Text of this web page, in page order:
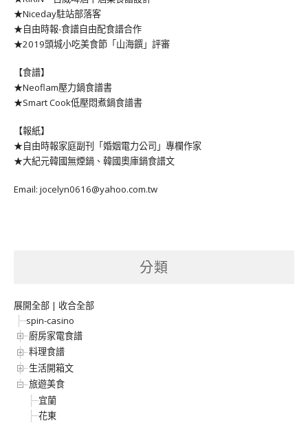
★Niceday駐站部落客
★自由時報-食譜自由配食譜合作
★2019頭城小吃美食節「山海饌」評審
【食譜】
★Neoflam壓力鍋食譜書
★Smart Cook低壓悶煮鍋食譜書
【報紙】
★自由時報家庭副刊「婚姻電力公司」專欄作家
★大紀元韓國無煙鍋、韓國奧庫鍋食譜文
Email: jocelyn0616@yahoo.com.tw
分類
展開全部 | 收合全部
spin-casino
廚房家電食譜
料理食譜
生活開箱文
旅遊美食
宜蘭
花東